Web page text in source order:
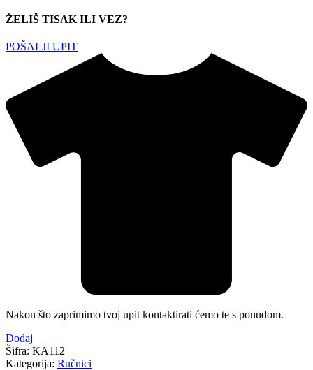
ŽELIŠ TISAK ILI VEZ?
POŠALJI UPIT
Nakon što zaprimimo tvoj upit kontaktirati ćemo te s ponudom.
Dodaj
Šifra: KA112
Kategorija: Ručnici